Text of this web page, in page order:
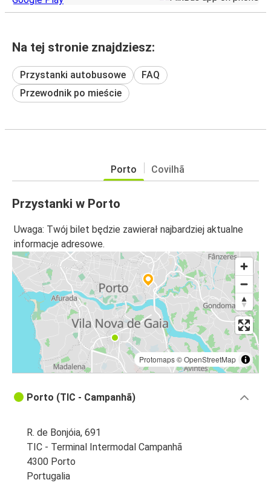
Na tej stronie znajdziesz:
Przystanki autobusowe
FAQ
Przewodnik po mieście
Porto Covilhã
Przystanki w Porto
Uwaga: Twój bilet będzie zawierał najbardziej aktualne
informacje adresowe.
Protomaps©OpenStreetMap
Porto (TIC - Campanhã)
R. de Bonjóia, 691
TIC - Terminal Intermodal Campanhã
4300 Porto
Portugalia